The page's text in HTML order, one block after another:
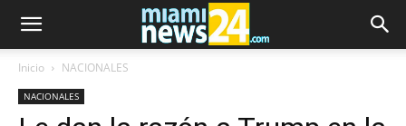
Inicio NACIONALES
NACIONALES